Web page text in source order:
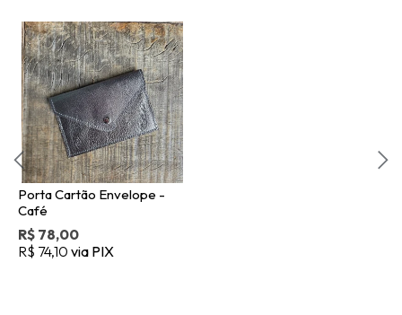
Porta Cartão Envelope -
Café
R$ 78,00
R$ 74,10 via PIX